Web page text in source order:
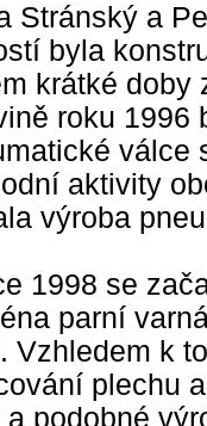
Stránský a
byla
krátké doby
roku 1996
válce
aktivity
výroba
1998 se
parní
Vzhledem k
plechu
a podobné